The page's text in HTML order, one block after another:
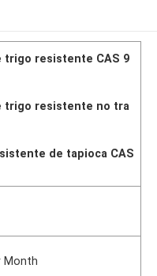
trigo resistente CAS 9
trigo resistente no tra
de tapioca CAS
Month